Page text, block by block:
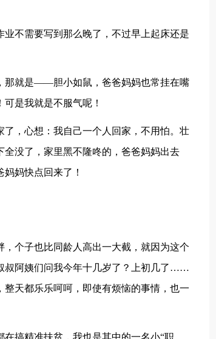
不需要写到那么晚了，不过早上起床还是
就是——胆小如鼠，爸爸妈妈也常挂在嘴
是我就是不服气呢！
，心想：我自己一个人回家，不用怕。壮
没了，家里黑不隆咚的，爸爸妈妈出去
妈快点回来了！
个子也比同龄人高出一大截，就因为这个
叔阿姨们问我今年十几岁了？上初几了……
天都乐乐呵呵，即使有烦恼的事情，也一
搞精准扶贫，我也是其中的一名小“职